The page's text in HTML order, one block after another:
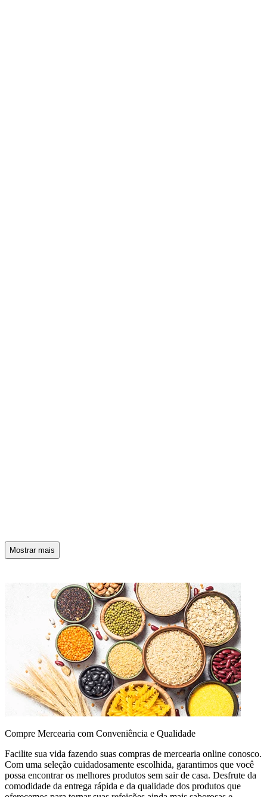
Mostrar mais
Compre Mercearia com Conveniência e Qualidade
Facilite sua vida fazendo suas compras de mercearia online conosco.
Com uma seleção cuidadosamente escolhida, garantimos que você
possa encontrar os melhores produtos sem sair de casa. Desfrute da
comodidade da entrega rápida e da qualidade dos produtos que